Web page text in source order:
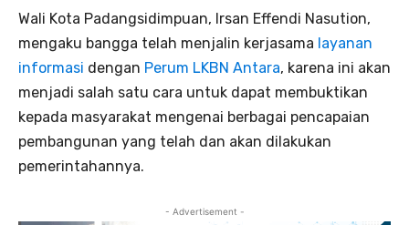
Wali Kota Padangsidimpuan, Irsan Effendi Nasution,
mengaku bangga telah menjalin kerjasama layanan
informasi dengan Perum LKBN Antara, karena ini akan
menjadi salah satu cara untuk dapat membuktikan
kepada masyarakat mengenai berbagai pencapaian
pembangunan yang telah dan akan dilakukan
pemerintahannya.
- Advertisement -